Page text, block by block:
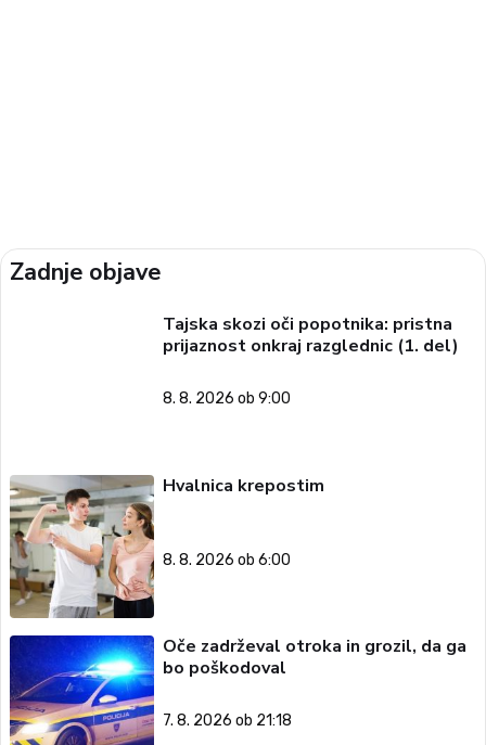
Zadnje objave
Tajska skozi oči popotnika: pristna
prijaznost onkraj razglednic (1. del)
8. 8. 2026 ob 9:00
Hvalnica krepostim
8. 8. 2026 ob 6:00
Oče zadrževal otroka in grozil, da ga
bo poškodoval
7. 8. 2026 ob 21:18